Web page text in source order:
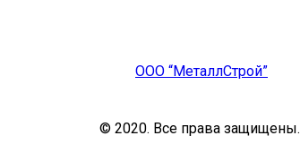
ООО “МеталлСтрой”
© 2020. Все права защищены.